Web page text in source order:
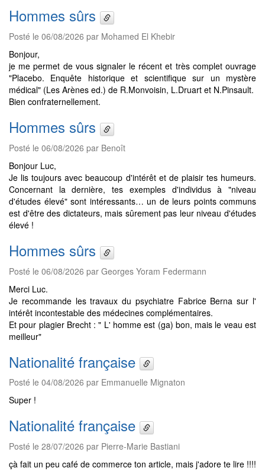
Hommes sûrs
Posté le 06/08/2026 par Mohamed El Khebir
Bonjour,
je me permet de vous signaler le récent et très complet ouvrage
"Placebo. Enquête historique et scientifique sur un mystère
médical" (Les Arènes ed.) de R.Monvoisin, L.Druart et N.Pinsault.
Bien confraternellement.
Hommes sûrs
Posté le 06/08/2026 par Benoît
Bonjour Luc,
Je lis toujours avec beaucoup d'intérêt et de plaisir tes humeurs.
Concernant la dernière, tes exemples d'individus à "niveau
d'études élevé" sont intéressants… un de leurs points communs
est d'être des dictateurs, mais sûrement pas leur niveau d'études
élevé !
Hommes sûrs
Posté le 06/08/2026 par Georges Yoram Federmann
Merci Luc.
Je recommande les travaux du psychiatre Fabrice Berna sur l'
intérêt incontestable des médecines complémentaires.
Et pour plagier Brecht : " L' homme est (ga) bon, mais le veau est
meilleur"
Nationalité française
Posté le 04/08/2026 par Emmanuelle Mignaton
Super !
Nationalité française
Posté le 28/07/2026 par Pierre-Marie Bastiani
çà fait un peu café de commerce ton article, mais j'adore te lire !!!!